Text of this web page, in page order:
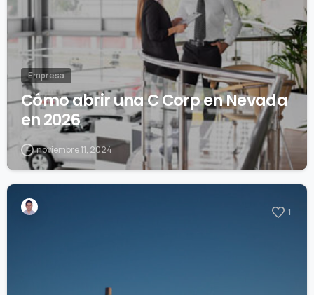
Empresa
Cómo abrir una C Corp en Nevada
en 2026
noviembre 11, 2024
1